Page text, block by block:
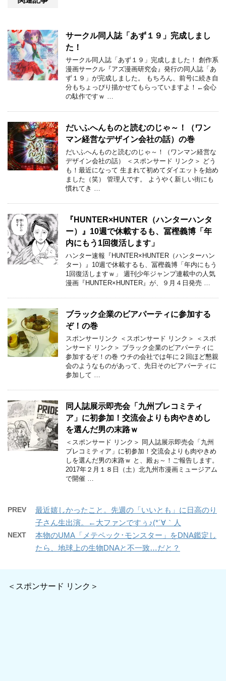
サークル同人誌「あず１９」完成しまし
た！
サークル同人誌「あず１９」完成しました！ 創作系
漫画サークル『アズ漫画研究会』発行の同人誌「あ
ず１９」が完成しました。 もちろん、前号に続き自
分もちょっぴり描かせてもらっていますよ！←会心
の駄作ですｗ …
だいふへんものと読むのじゃ～！（ワン
マン経営なデザイン会社の話）の巻
だいふへんものと読むのじゃ～！（ワンマン経営な
デザイン会社の話） ＜スポンサード リンク＞ どう
も！最近になって 生まれて初めてダイエットを始め
ました（笑） 管理人です。 ようやく新しい街にも
慣れてき …
『HUNTER×HUNTER（ハンターハンタ
ー）』10週で休載するも、冨樫義博「年
内にもう1回復活します」
ハンター速報『HUNTER×HUNTER（ハンターハン
ター）』10週で休載するも、冨樫義博「年内にもう
1回復活しますｗ」 週刊少年ジャンプ連載中の人気
漫画『HUNTER×HUNTER』が、９月４日発売 …
ブラック企業のビアパーティに参加する
ぞ！の巻
スポンサーリンク ＜スポンサード リンク＞ ＜スポ
ンサード リンク＞ ブラック企業のビアパーティに
参加するぞ！の巻 ウチの会社では年に２回ほど懇親
会のようなものがあって、先日そのビアパーティに
参加して …
同人誌展示即売会「九州プレコミティ
ア」に初参加！交流会よりも肉やきめし
を選んだ男の末路ｗ
＜スポンサード リンク＞ 同人誌展示即売会「九州
プレコミティア」に初参加！交流会よりも肉やきめ
しを選んだ男の末路ｗ と、殿ぉ～！ご報告します。
2017年２月１８日（土）北九州市漫画ミュージアム
で開催 …
PREV
最近嬉しかったこと。先週の「いいとも」に日高のり
子さん生出演。←大ファンですぅ♪(*´∀｀人
NEXT
本物のUMA「メテペック･モンスター」をDNA鑑定し
たら、地球上の生物DNAと不一致…だと？
＜スポンサード リンク＞